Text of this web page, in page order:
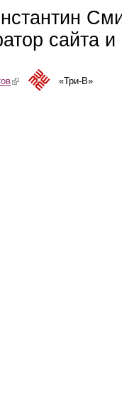
сайта
(link is external)«Три-В»